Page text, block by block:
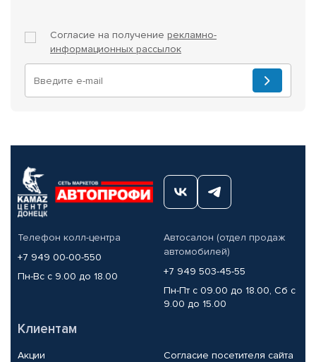
Согласие на получение рекламно-
информационных рассылок
Телефон колл-центра
+7 949 00-00-550
Пн-Вс с 9.00 до 18.00
Автосалон (отдел продаж
автомобилей)
+7 949 503-45-55
Пн-Пт с 09.00 до 18.00, Сб с
9.00 до 15.00
Клиентам
Акции
Согласие посетителя сайта